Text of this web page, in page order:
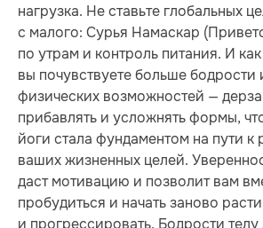
нагрузка. Не ставьте глобальных
с малого: Сурья Намаскар
по утрам и контроль питания. И
вы почувствуете больше бодрости
физических возможностей —
прибавлять и усложнять формы,
йоги стала фундаментом на пути к
ваших жизненных целей.
даст мотивацию и позволит вам
пробудиться и начать заново расти
и прогрессировать. Бодрости